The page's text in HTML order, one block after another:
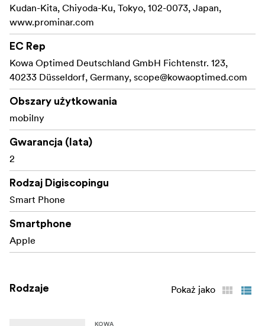
Kudan-Kita, Chiyoda-Ku, Tokyo, 102-0073, Japan,
www.prominar.com
EC Rep
Kowa Optimed Deutschland GmbH Fichtenstr. 123,
40233 Düsseldorf, Germany, scope@kowaoptimed.com
Obszary użytkowania
mobilny
Gwarancja (lata)
2
Rodzaj Digiscopingu
Smart Phone
Smartphone
Apple
Rodzaje Pokaż jako
KOWA